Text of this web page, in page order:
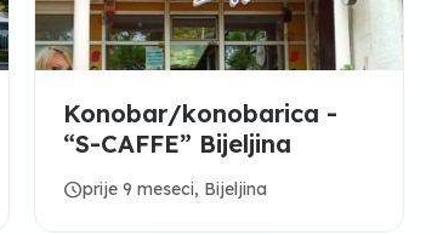
Konobar/konobarica -
“S-CAFFE” Bijeljina
scheduleprije 9 meseci, Bijeljina